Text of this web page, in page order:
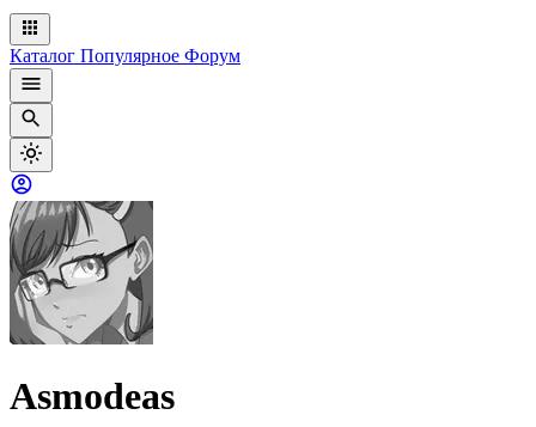
Каталог Популярное Форум
Asmodeas